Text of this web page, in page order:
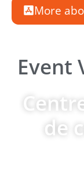
More
Event
de